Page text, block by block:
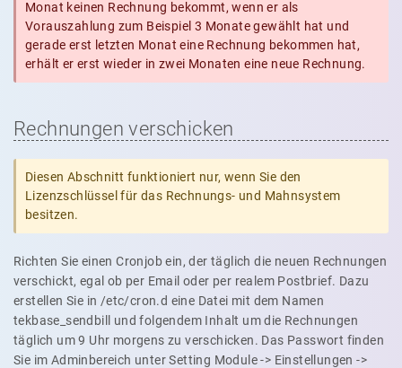
Monat keinen Rechnung bekommt, wenn er als
Vorauszahlung zum Beispiel 3 Monate gewählt hat und
gerade erst letzten Monat eine Rechnung bekommen hat,
erhält er erst wieder in zwei Monaten eine neue Rechnung.
Rechnungen verschicken
Diesen Abschnitt funktioniert nur, wenn Sie den
Lizenzschlüssel für das Rechnungs- und Mahnsystem
besitzen.
Richten Sie einen Cronjob ein, der täglich die neuen Rechnungen
verschickt, egal ob per Email oder per realem Postbrief. Dazu
erstellen Sie in /etc/cron.d eine Datei mit dem Namen
tekbase_sendbill und folgendem Inhalt um die Rechnungen
täglich um 9 Uhr morgens zu verschicken. Das Passwort finden
Sie im Adminbereich unter Setting Module -> Einstellungen ->